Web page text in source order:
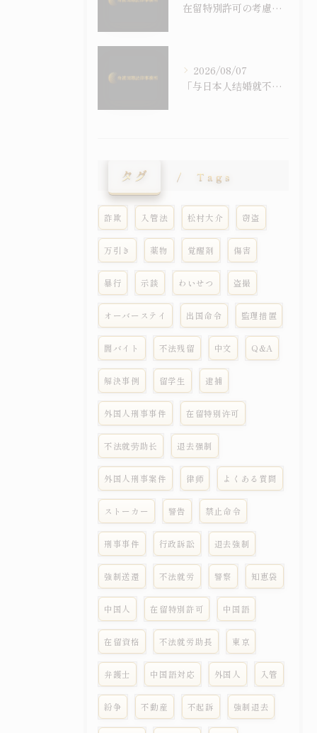
在留特別許可の考慮事情を逐条で読む｜令和6年施行の入管法50条5項と主張の組み立て方
2026/08/07
「与日本人结婚就不会被强制遣返」之误解｜配偶在留资格与退去强制事由之关系
タグ Tags
詐欺 入管法 松村大介 窃盗
万引き 薬物 覚醒剤 傷害
暴行 示談 わいせつ 盗撮
オーバーステイ 出国命令 監理措置
闇バイト 不法残留 中文 Q&A
解決事例 留学生 逮捕
外国人刑事事件 在留特别许可
不法就劳助长 退去强制
外国人刑事案件 律师 よくある質問
ストーカー 警告 禁止命令
刑事事件 行政訴訟 退去強制
強制送還 不法就労 警察 知恵袋
中国人 在留特別許可 中国語
在留資格 不法就労助長 東京
弁護士 中国語対応 外国人 入管
紛争 不動産 不起訴 強制退去